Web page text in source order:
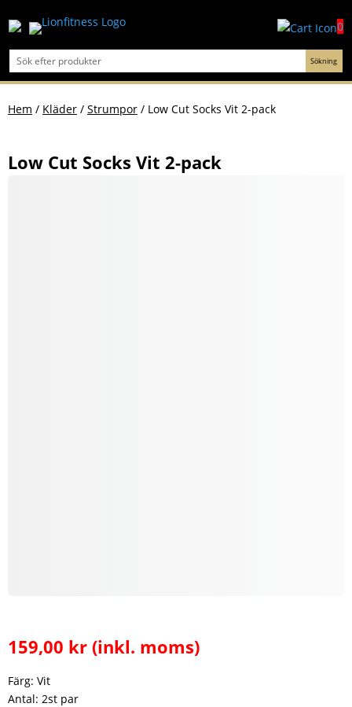
0
Hem / Kläder / Strumpor / Low Cut Socks Vit 2-pack
Low Cut Socks Vit 2-pack
159,00 kr (inkl. moms)
Färg: Vit
Antal: 2st par